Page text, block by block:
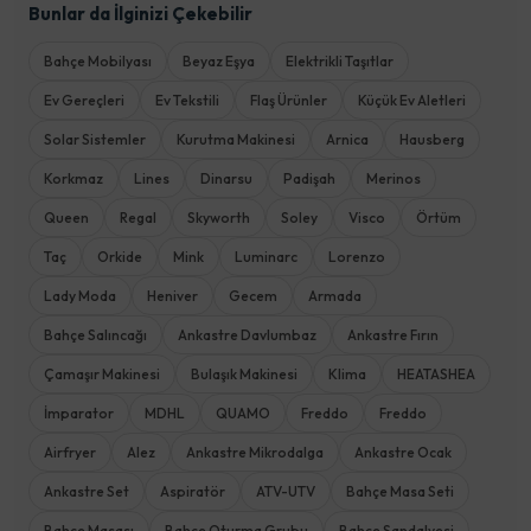
Bunlar da İlginizi Çekebilir
Bahçe Mobilyası Beyaz Eşya Elektrikli Taşıtlar
Ev Gereçleri Ev Tekstili Flaş Ürünler Küçük Ev Aletleri
Solar Sistemler Kurutma Makinesi Arnica Hausberg
Korkmaz Lines Dinarsu Padişah Merinos
Queen Regal Skyworth Soley Visco Örtüm
Taç Orkide Mink Luminarc Lorenzo
Lady Moda Heniver Gecem Armada
Bahçe Salıncağı Ankastre Davlumbaz Ankastre Fırın
Çamaşır Makinesi Bulaşık Makinesi Klima HEATASHEA
İmparator MDHL QUAMO Freddo Freddo
Airfryer Alez Ankastre Mikrodalga Ankastre Ocak
Ankastre Set Aspiratör ATV-UTV Bahçe Masa Seti